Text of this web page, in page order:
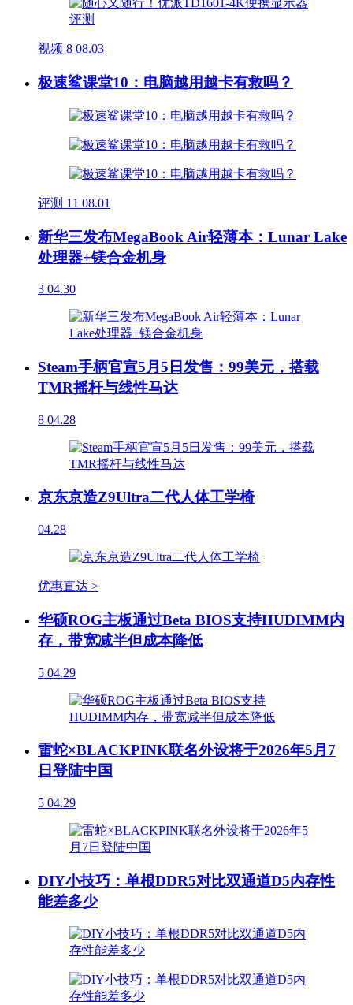
视频 8 08.03
极速鲨课堂10：电脑越用越卡有救吗？
评测 11 08.01
新华三发布MegaBook Air轻薄本：Lunar Lake
处理器+镁合金机身
3 04.30
Steam手柄官宣5月5日发售：99美元，搭载
TMR摇杆与线性马达
8 04.28
京东京造Z9Ultra二代人体工学椅
04.28
优惠直达 >
华硕ROG主板通过Beta BIOS支持HUDIMM内
存，带宽减半但成本降低
5 04.29
雷蛇×BLACKPINK联名外设将于2026年5月7
日登陆中国
5 04.29
DIY小技巧：单根DDR5对比双通道D5内存性
能差多少